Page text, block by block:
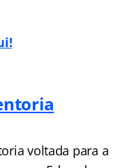
voltada para a